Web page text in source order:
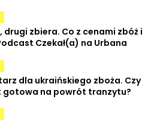
drugi zbiera. Co z cenami zbóż i
Czekał(a) na Urbana
dla ukraińskiego zboża. Czy
gotowa na powrót tranzytu?